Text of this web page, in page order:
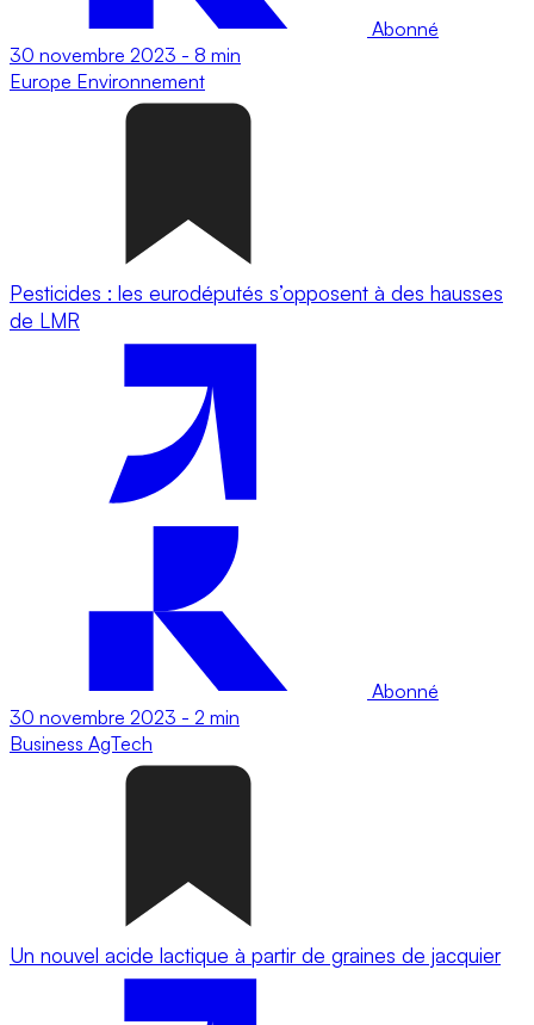
Abonné
30 novembre 2023 - 8 min
Europe Environnement
Pesticides : les eurodéputés s’opposent à des hausses
de LMR
Abonné
30 novembre 2023 - 2 min
Business AgTech
Un nouvel acide lactique à partir de graines de jacquier